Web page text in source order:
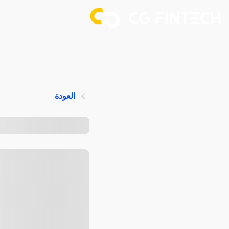
العودة